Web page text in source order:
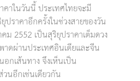
าในวันนี้ ประเทศไทยจะมี
ปราคาอีกครั้งในช่วงสายของวัน
2552 เป็นสุริยุปราคาเต็มดวง
าดผ่านประเทศอินเดียและจีน
กเส้นทาง จึงเห็นเป็น
นอีกเช่นเดียวกัน